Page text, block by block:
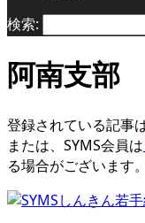
検索:
阿南支部
登録されている記事
または、SYMS会員は
る場合がございます。